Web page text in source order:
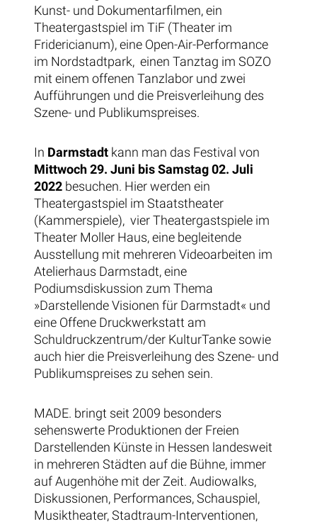
Kunst- und Dokumentarfilmen, ein
Theatergastspiel im TiF (Theater im
Fridericianum), eine Open-Air-Performance
im Nordstadtpark, einen Tanztag im SOZO
mit einem offenen Tanzlabor und zwei
Aufführungen und die Preisverleihung des
Szene- und Publikumspreises.
In Darmstadt kann man das Festival von
Mittwoch 29. Juni bis Samstag 02. Juli
2022 besuchen. Hier werden ein
Theatergastspiel im Staatstheater
(Kammerspiele), vier Theatergastspiele im
Theater Moller Haus, eine begleitende
Ausstellung mit mehreren Videoarbeiten im
Atelierhaus Darmstadt, eine
Podiumsdiskussion zum Thema
»Darstellende Visionen für Darmstadt« und
eine Offene Druckwerkstatt am
Schuldruckzentrum/der KulturTanke sowie
auch hier die Preisverleihung des Szene- und
Publikumspreises zu sehen sein.
MADE. bringt seit 2009 besonders
sehenswerte Produktionen der Freien
Darstellenden Künste in Hessen landesweit
in mehreren Städten auf die Bühne, immer
auf Augenhöhe mit der Zeit. Audiowalks,
Diskussionen, Performances, Schauspiel,
Musiktheater, Stadtraum-Interventionen,